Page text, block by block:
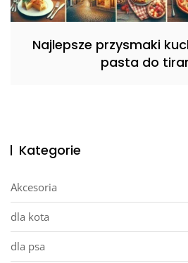
Najlepsze przysmaki
pasta do
Kategorie
Akcesoria
dla kota
dla psa